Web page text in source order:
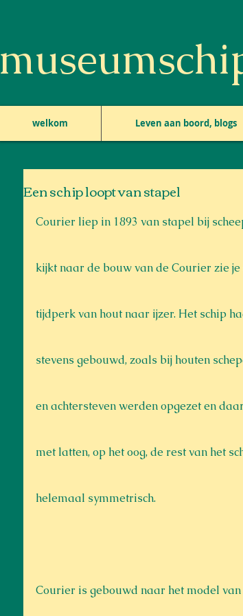
welkom Leven aan boord, blogs
Een schip loopt van stapel
Courier liep in 1893 van stapel bij
kijkt naar de bouw van de Courier zie
tijdperk van hout naar ijzer. Het schip
stevens gebouwd, zoals bij houten
en achtersteven werden opgezet en
met latten, op het oog, de rest van het
helemaal symmetrisch.
Courier is gebouwd naar het model